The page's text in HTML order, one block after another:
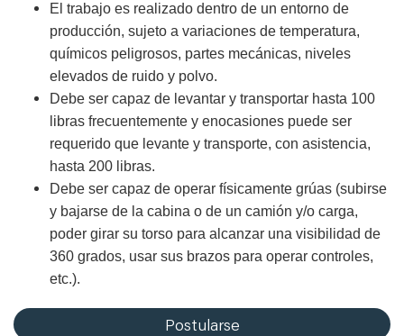
El trabajo es realizado dentro de un entorno de
producción, sujeto a variaciones de temperatura,
químicos peligrosos, partes mecánicas, niveles
elevados de ruido y polvo.
Debe ser capaz de levantar y transportar hasta 100
libras frecuentemente y enocasiones puede ser
requerido que levante y transporte, con asistencia,
hasta 200 libras.
Debe ser capaz de operar físicamente grúas (subirse
y bajarse de la cabina o de un camión y/o carga,
poder girar su torso para alcanzar una visibilidad de
360 grados, usar sus brazos para operar controles,
etc.).
Postularse